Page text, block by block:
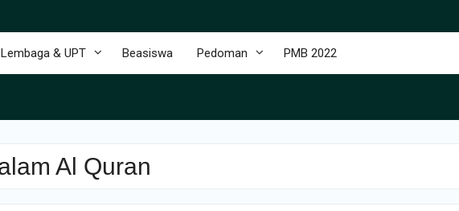
Lembaga & UPT Beasiswa Pedoman PMB 2022
Al Quran